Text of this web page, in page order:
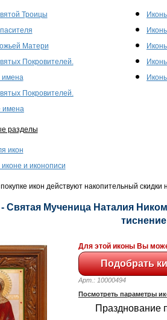
Троицы
Матери
Покровителей.
имена
Покровителей.
имена
разделы
икон
иконе и иконописи
икон действуют накопительный скидки
- Святая Мученица Наталия
Для этой иконы Вы
Арт.: 10000494
Посмотреть параметры
Празднование